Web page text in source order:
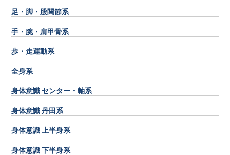
足・脚・股関節系
手・腕・肩甲骨系
歩・走運動系
全身系
身体意識 センター・軸系
身体意識 丹田系
身体意識 上半身系
身体意識 下半身系